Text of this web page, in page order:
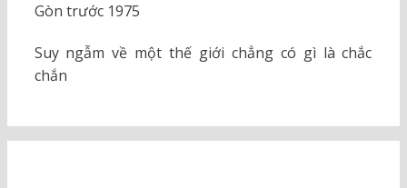
Gòn trước 1975
Suy ngẫm về một thế giới chẳng có gì là chắc
chắn